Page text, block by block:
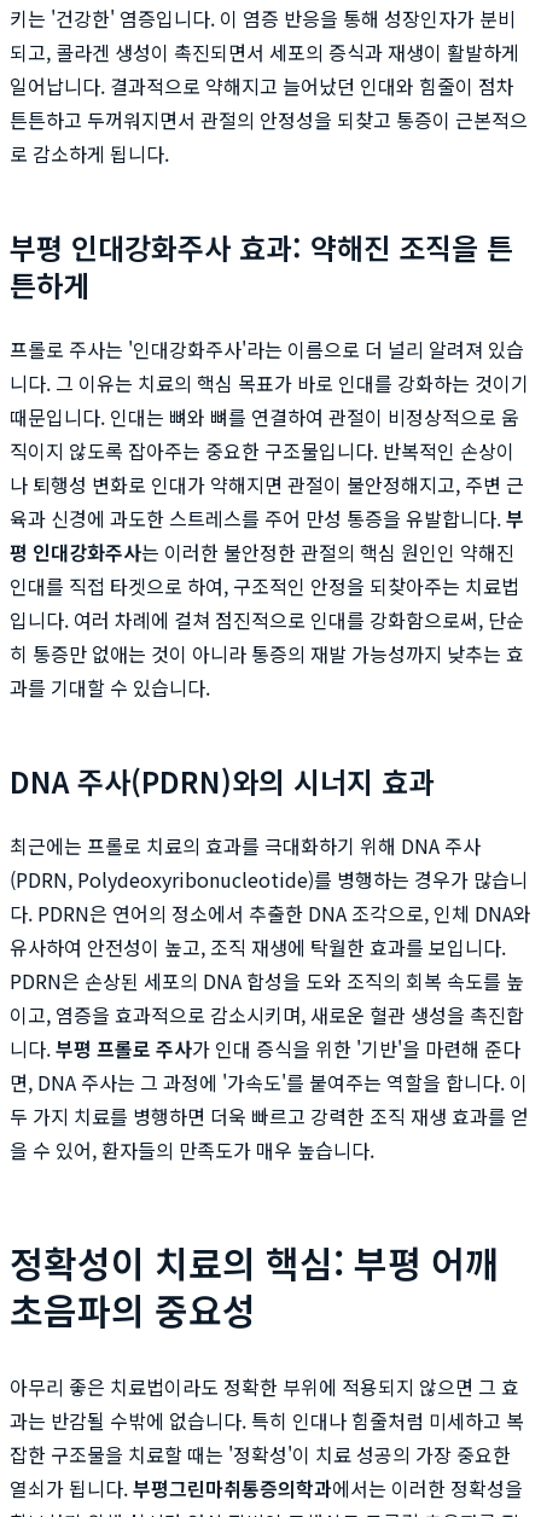
키는 '건강한' 염증입니다. 이 염증 반응을 통해 성장인자가 분비
되고, 콜라겐 생성이 촉진되면서 세포의 증식과 재생이 활발하게
일어납니다. 결과적으로 약해지고 늘어났던 인대와 힘줄이 점차
튼튼하고 두꺼워지면서 관절의 안정성을 되찾고 통증이 근본적으
로 감소하게 됩니다.
부평 인대강화주사 효과: 약해진 조직을 튼
튼하게
프롤로 주사는 '인대강화주사'라는 이름으로 더 널리 알려져 있습
니다. 그 이유는 치료의 핵심 목표가 바로 인대를 강화하는 것이기
때문입니다. 인대는 뼈와 뼈를 연결하여 관절이 비정상적으로 움
직이지 않도록 잡아주는 중요한 구조물입니다. 반복적인 손상이
나 퇴행성 변화로 인대가 약해지면 관절이 불안정해지고, 주변 근
육과 신경에 과도한 스트레스를 주어 만성 통증을 유발합니다.부
평 인대강화주사는 이러한 불안정한 관절의 핵심 원인인 약해진
인대를 직접 타겟으로 하여, 구조적인 안정을 되찾아주는 치료법
입니다. 여러 차례에 걸쳐 점진적으로 인대를 강화함으로써, 단순
히 통증만 없애는 것이 아니라 통증의 재발 가능성까지 낮추는 효
과를 기대할 수 있습니다.
DNA 주사(PDRN)와의 시너지 효과
최근에는 프롤로 치료의 효과를 극대화하기 위해 DNA 주사
(PDRN, Polydeoxyribonucleotide)를 병행하는 경우가 많습니
다. PDRN은 연어의 정소에서 추출한 DNA 조각으로, 인체 DNA와
유사하여 안전성이 높고, 조직 재생에 탁월한 효과를 보입니다.
PDRN은 손상된 세포의 DNA 합성을 도와 조직의 회복 속도를 높
이고, 염증을 효과적으로 감소시키며, 새로운 혈관 생성을 촉진합
니다.부평 프롤로 주사가 인대 증식을 위한 '기반'을 마련해 준다
면, DNA 주사는 그 과정에 '가속도'를 붙여주는 역할을 합니다. 이
두 가지 치료를 병행하면 더욱 빠르고 강력한 조직 재생 효과를 얻
을 수 있어, 환자들의 만족도가 매우 높습니다.
정확성이 치료의 핵심: 부평 어깨
초음파의 중요성
아무리 좋은 치료법이라도 정확한 부위에 적용되지 않으면 그 효
과는 반감될 수밖에 없습니다. 특히 인대나 힘줄처럼 미세하고 복
잡한 구조물을 치료할 때는 '정확성'이 치료 성공의 가장 중요한
열쇠가 됩니다.부평그린마취통증의학과에서는 이러한 정확성을